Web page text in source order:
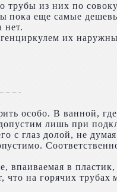
трубы из них по
пока еще самые
нет.
их
особо. В ванной,
лишь при
с глаз долой, не
впаиваемая в
что на горячих